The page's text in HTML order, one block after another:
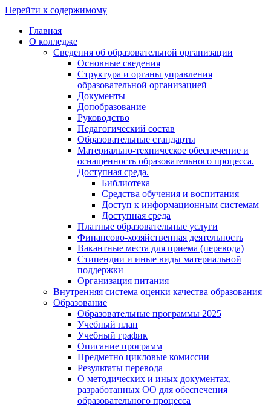
Перейти к содержимому
Главная
О колледже
Сведения об образовательной организации
Основные сведения
Структура и органы управления
образовательной организацией
Документы
Допобразование
Руководство
Педагогический состав
Образовательные стандарты
Материально-техническое обеспечение и
оснащенность образовательного процесса.
Доступная среда.
Библиотека
Средства обучения и воспитания
Доступ к информационным системам
Доступная среда
Платные образовательные услуги
Финансово-хозяйственная деятельность
Вакантные места для приема (перевода)
Стипендии и иные виды материальной
поддержки
Организация питания
Внутренняя система оценки качества образования
Образование
Образовательные программы 2025
Учебный план
Учебный график
Описание программ
Предметно цикловые комиссии
Результаты перевода
О методических и иных документах,
разработанных ОО для обеспечения
образовательного процесса